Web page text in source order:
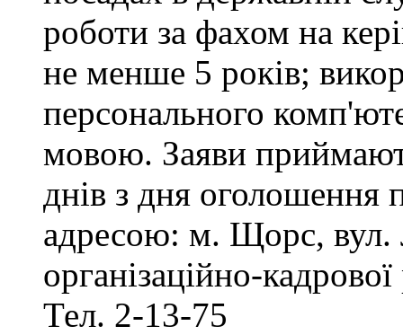
роботи за фахом на
не менше 5 років;
персонального
мовою. Заяви
днів з дня оголошення
адресою: м. Щорс, вул.
організаційно-
Тел. 2-13-75